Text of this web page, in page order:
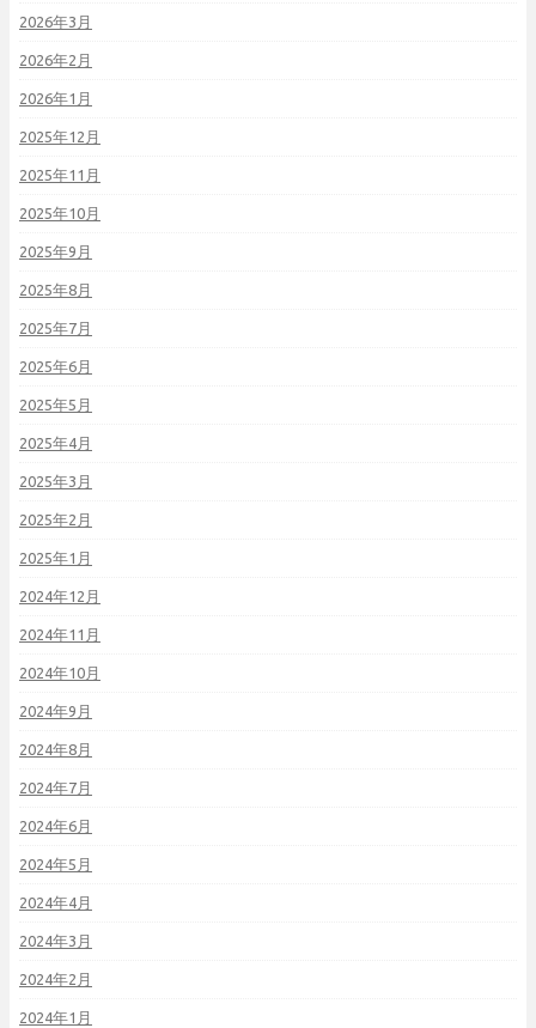
2026年3月
2026年2月
2026年1月
2025年12月
2025年11月
2025年10月
2025年9月
2025年8月
2025年7月
2025年6月
2025年5月
2025年4月
2025年3月
2025年2月
2025年1月
2024年12月
2024年11月
2024年10月
2024年9月
2024年8月
2024年7月
2024年6月
2024年5月
2024年4月
2024年3月
2024年2月
2024年1月